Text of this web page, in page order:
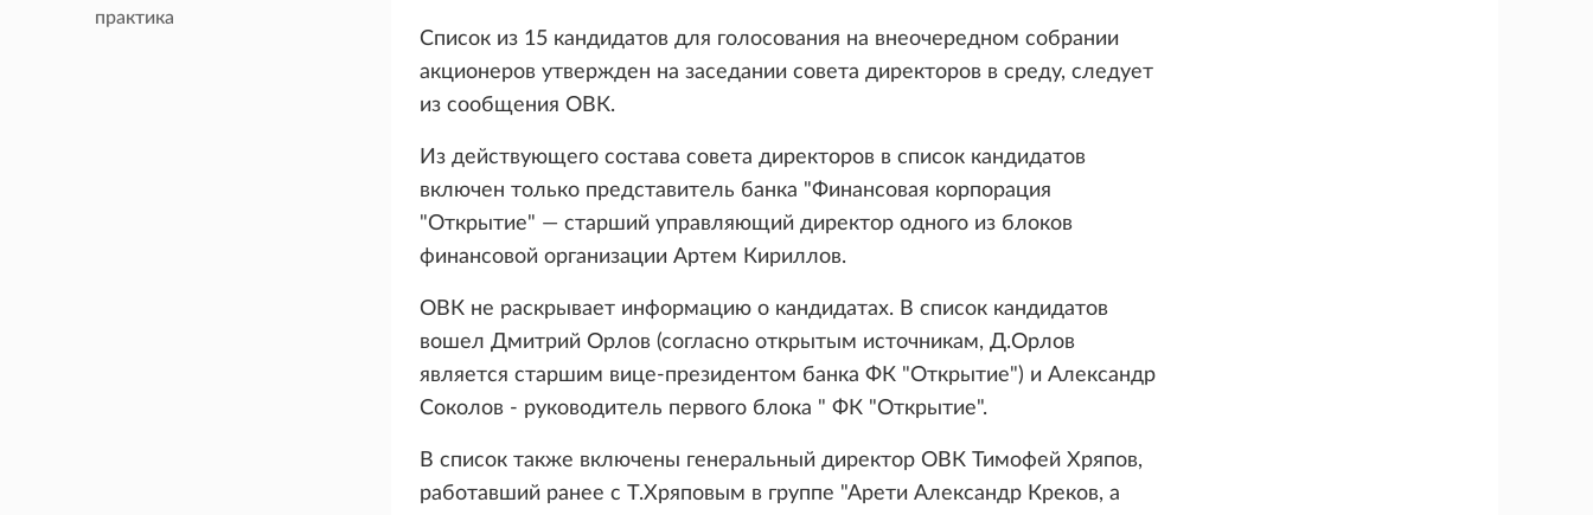
практика
Список из 15 кандидатов для голосования на внеочередном собрании
акционеров утвержден на заседании совета директоров в среду, следует
из сообщения ОВК.
Из действующего состава совета директоров в список кандидатов
включен только представитель банка "Финансовая корпорация
"Открытие" — старший управляющий директор одного из блоков
финансовой организации Артем Кириллов.
ОВК не раскрывает информацию о кандидатах. В список кандидатов
вошел Дмитрий Орлов (согласно открытым источникам, Д.Орлов
является старшим вице-президентом банка ФК "Открытие") и Александр
Соколов - руководитель первого блока " ФК "Открытие".
В список также включены генеральный директор ОВК Тимофей Хряпов,
работавший ранее с Т.Хряповым в группе "Арети Александр Креков, а